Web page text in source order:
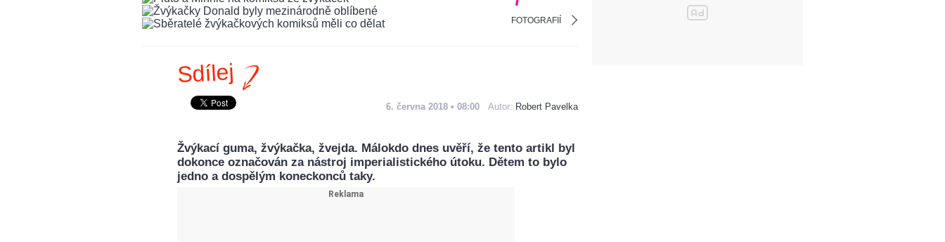
FOTOGRAFIÍ
Sdílej
6. června 2018 • 08:00 Autor: Robert Pavelka
Žvýkací guma, žvýkačka, žvejda. Málokdo dnes uvěří, že tento artikl byl
dokonce označován za nástroj imperialistického útoku. Dětem to bylo
jedno a dospělým koneckonců taky.